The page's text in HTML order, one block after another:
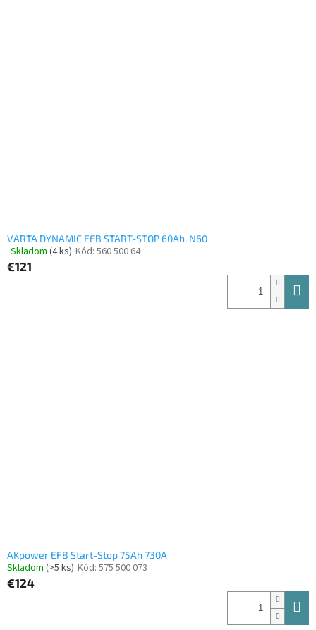
VARTA DYNAMIC EFB START-STOP 60Ah, N60
Priemerné
hodnotenie
z
Skladom (4 ks) Kód: 560 500 64
€121
AKpower EFB Start-Stop 75Ah 730A
Skladom (>5 ks) Kód: 575 500 073
€124